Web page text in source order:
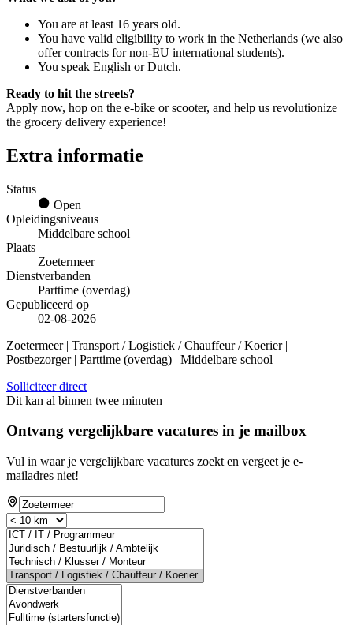
You are at least 16 years old.
You have valid eligibility to work in the Netherlands (we also
offer contracts for non-EU international students).
You speak English or Dutch.
Ready to hit the streets?
Apply now, hop on the e-bike or scooter, and help us revolutionize
the grocery delivery experience!
Extra informatie
Status
Open
Opleidingsniveaus
Middelbare school
Plaats
Zoetermeer
Dienstverbanden
Parttime (overdag)
Gepubliceerd op
02-08-2026
Zoetermeer | Transport / Logistiek / Chauffeur / Koerier |
Postbezorger | Parttime (overdag) | Middelbare school
Solliciteer direct
Dit kan al binnen twee minuten
Ontvang vergelijkbare vacatures in je mailbox
Vul in waar je vergelijkbare vacatures zoekt en vergeet je e-
mailadres niet!